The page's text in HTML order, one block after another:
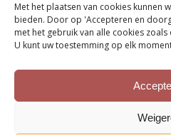
Met het plaatsen van cookies kunnen
bieden. Door op 'Accepteren en
met het gebruik van alle cookies
U kunt uw toestemming op elk
verschijnt op 20 juli voor
Dan wordt uitgesproken
verdacht. Lees verder Bron:
2021